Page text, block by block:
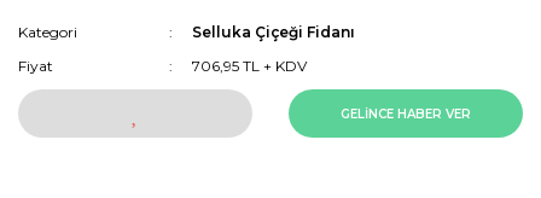
Kategori
Selluka Çiçeği Fidanı
Fiyat
706,95 TL + KDV
GELİNCE HABER VER